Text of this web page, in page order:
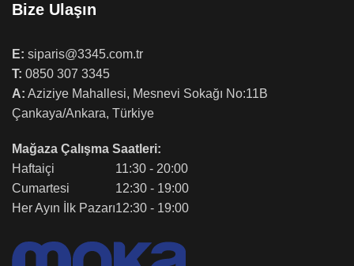
Bize Ulaşın
E: siparis@3345.com.tr
T: 0850 307 3345
A: Aziziye Mahallesi, Mesnevi Sokağı No:11B
Çankaya/Ankara, Türkiye
Mağaza Çalışma Saatleri:
Haftaiçi
Cumartesi
Her Ayın İlk Pazarı
11:30 - 20:00
12:30 - 19:00
12:30 - 19:00